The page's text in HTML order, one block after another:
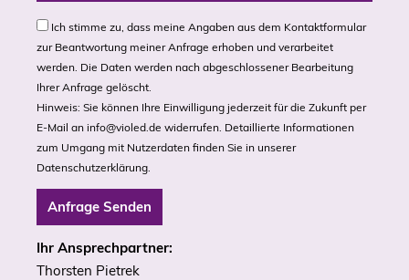
Ich stimme zu, dass meine Angaben aus dem Kontaktformular
zur Beantwortung meiner Anfrage erhoben und verarbeitet
werden. Die Daten werden nach abgeschlossener Bearbeitung
Ihrer Anfrage gelöscht.
Hinweis: Sie können Ihre Einwilligung jederzeit für die Zukunft per
E-Mail an info@violed.de widerrufen. Detaillierte Informationen
zum Umgang mit Nutzerdaten finden Sie in unserer
Datenschutzerklärung.
Ihr Ansprechpartner:
Thorsten Pietrek